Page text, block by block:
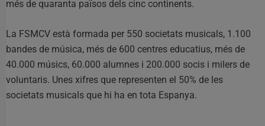
més de quaranta països dels cinc continents.
La FSMCV està formada per 550 societats musicals, 1.100
bandes de música, més de 600 centres educatius, més de
40.000 músics, 60.000 alumnes i 200.000 socis i milers de
voluntaris. Unes xifres que representen el 50% de les
societats musicals que hi ha en tota Espanya.